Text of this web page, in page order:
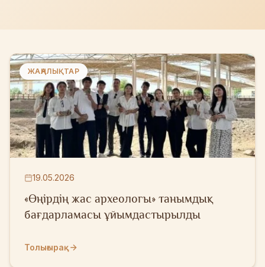
ЖАҢАЛЫҚТАР
19.05.2026
«Өңірдің жас археологы» танымдық
бағдарламасы ұйымдастырылды
Толығырақ